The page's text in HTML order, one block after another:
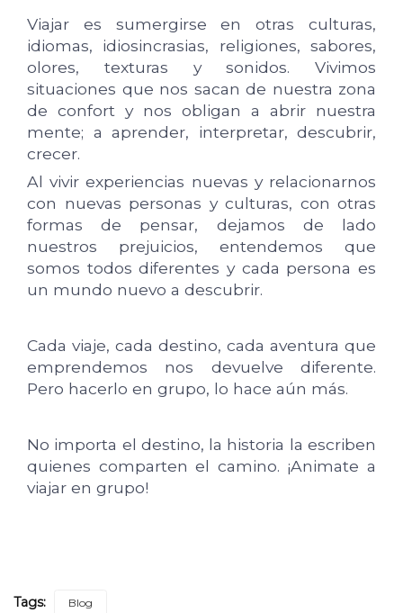
Viajar es sumergirse en otras culturas,
idiomas, idiosincrasias, religiones, sabores,
olores, texturas y sonidos. Vivimos
situaciones que nos sacan de nuestra zona
de confort y nos obligan a abrir nuestra
mente; a aprender, interpretar, descubrir,
crecer.
Al vivir experiencias nuevas y relacionarnos
con nuevas personas y culturas, con otras
formas de pensar, dejamos de lado
nuestros prejuicios, entendemos que
somos todos diferentes y cada persona es
un mundo nuevo a descubrir.
Cada viaje, cada destino, cada aventura que
emprendemos nos devuelve diferente.
Pero hacerlo en grupo, lo hace aún más.
No importa el destino, la historia la escriben
quienes comparten el camino. ¡Animate a
viajar en grupo!
Tags: Blog